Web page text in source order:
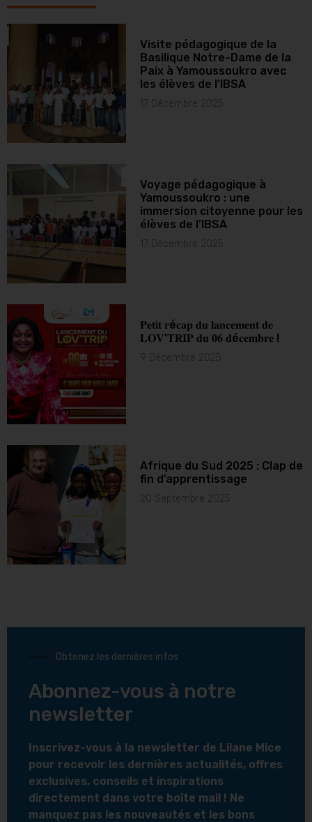
Visite pédagogique de la
Basilique Notre-Dame de la
Paix à Yamoussoukro avec
les élèves de l’IBSA
17 Décembre 2025
Voyage pédagogique à
Yamoussoukro : une
immersion citoyenne pour les
élèves de l’IBSA
17 Décembre 2025
𝐏𝐞𝐭𝐢𝐭 𝐫é𝐜𝐚𝐩 𝐝𝐮 𝐥𝐚𝐧𝐜𝐞𝐦𝐞𝐧𝐭 𝐝𝐞
𝐋𝐎𝐕’𝐓𝐑𝐈𝐏 𝐝𝐮 𝟎𝟔 𝐝é𝐜𝐞𝐦𝐛𝐫𝐞 !
9 Décembre 2025
Afrique du Sud 2025 : Clap de
fin d’apprentissage
20 Septembre 2025
Obtenez les dernières infos
Abonnez-vous à notre
newsletter
Inscrivez-vous à la newsletter de Lilane Mice
pour recevoir les dernières actualités, offres
exclusives, conseils et inspirations
directement dans votre boîte mail ! Ne
manquez pas les nouveautés et les bons